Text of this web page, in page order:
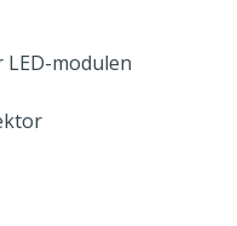
modulen